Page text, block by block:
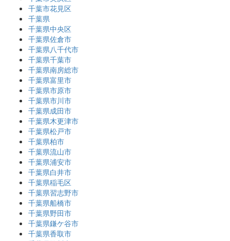
千葉市花見区
千葉県
千葉県中央区
千葉県佐倉市
千葉県八千代市
千葉県千葉市
千葉県南房総市
千葉県富里市
千葉県市原市
千葉県市川市
千葉県成田市
千葉県木更津市
千葉県松戸市
千葉県柏市
千葉県流山市
千葉県浦安市
千葉県白井市
千葉県稲毛区
千葉県習志野市
千葉県船橋市
千葉県野田市
千葉県鎌ケ谷市
千葉県香取市